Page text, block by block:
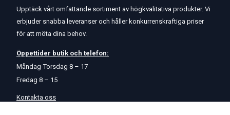
Upptäck vårt omfattande sortiment av högkvalitativa produkter. Vi
erbjuder snabba leveranser och håller konkurrenskraftiga priser
för att möta dina behov.
Öppettider butik och telefon:
Måndag-Torsdag 8 – 17
Fredag 8 – 15
Kontakta oss